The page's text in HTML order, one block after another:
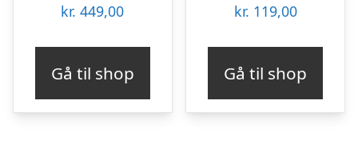
kr. 449,00
Gå til shop
kr. 119,00
Gå til shop